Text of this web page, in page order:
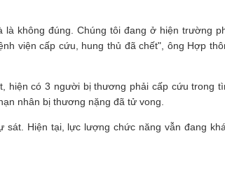
không đúng. Chúng tôi đang ở hiện trường
viện cấp cứu, hung thủ đã chết", ông Hợp
hiện có 3 người bị thương phải cấp cứu trong
nhân bị thương nặng đã tử vong.
Hiện tại, lực lượng chức năng vẫn đang